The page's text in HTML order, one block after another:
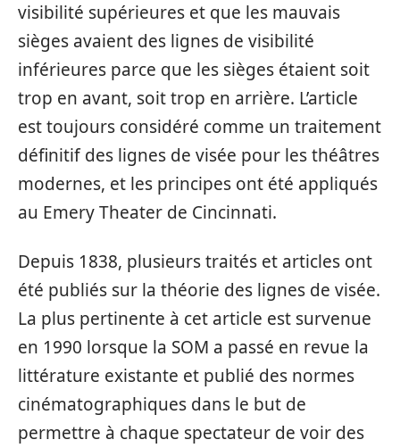
visibilité supérieures et que les mauvais
sièges avaient des lignes de visibilité
inférieures parce que les sièges étaient soit
trop en avant, soit trop en arrière. L’article
est toujours considéré comme un traitement
définitif des lignes de visée pour les théâtres
modernes, et les principes ont été appliqués
au Emery Theater de Cincinnati.
Depuis 1838, plusieurs traités et articles ont
été publiés sur la théorie des lignes de visée.
La plus pertinente à cet article est survenue
en 1990 lorsque la SOM a passé en revue la
littérature existante et publié des normes
cinématographiques dans le but de
permettre à chaque spectateur de voir des